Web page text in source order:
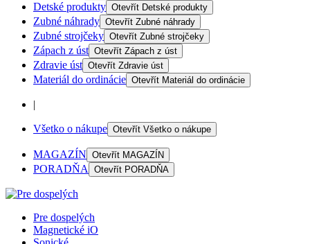
Detské produkty Otevřít Detské produkty
Zubné náhrady Otevřít Zubné náhrady
Zubné strojčeky Otevřít Zubné strojčeky
Zápach z úst Otevřít Zápach z úst
Zdravie úst Otevřít Zdravie úst
Materiál do ordinácie Otevřít Materiál do ordinácie
|
Všetko o nákupe Otevřít Všetko o nákupe
MAGAZÍN Otevřít MAGAZÍN
PORADŇA Otevřít PORADŇA
Pre dospelých
Magnetické iO